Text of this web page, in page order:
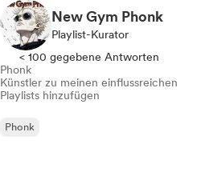
New Gym Phonk
Playlist-Kurator
< 100 gegebene Antworten
Phonk
Künstler zu meinen einflussreichen
Playlists hinzufügen
Phonk